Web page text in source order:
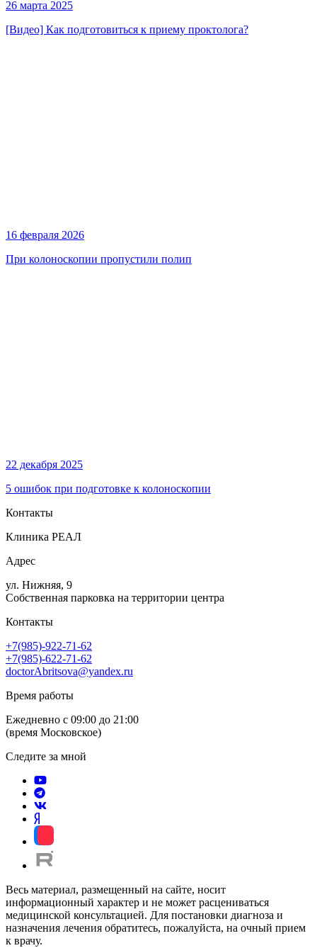
26 марта 2025
[Видео] Как подготовиться к приему проктолога?
16 февраля 2026
При колоноскопии пропустили полип
22 декабря 2025
5 ошибок при подготовке к колоноскопии
Контакты
Клиника РЕАЛ
Адрес
ул. Нижняя, 9
Собственная парковка на территории центра
Контакты
+7(985)-922-71-62
+7(985)-622-71-62
doctorAbritsova@yandex.ru
Время работы
Ежедневно с 09:00 до 21:00
(время Московское)
Следите за мной
Весь материал, размещенный на сайте, носит
информационный характер и не может расцениваться
медицинской консультацией. Для постановки диагноза и
назначения лечения обратитесь, пожалуйста, на очный прием
к врачу.